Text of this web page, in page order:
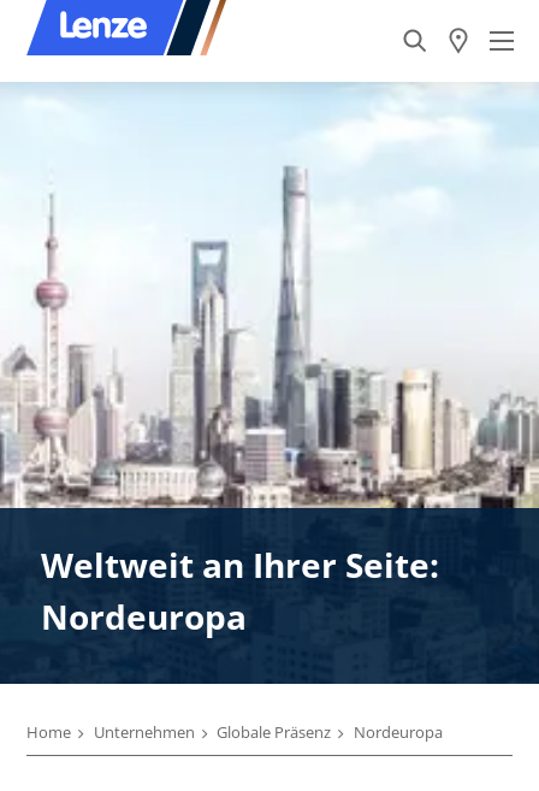
Weltweit an Ihrer Seite:
Nordeuropa
Home Unternehmen Globale Präsenz Nordeuropa